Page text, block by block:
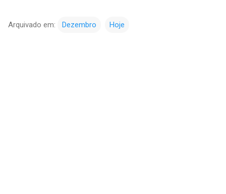
Arquivado em: Dezembro Hoje